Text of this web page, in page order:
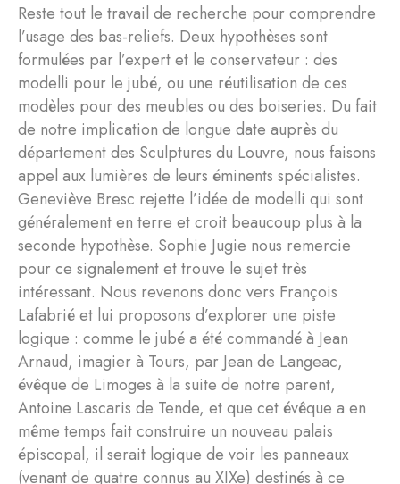
Reste tout le travail de recherche pour comprendre
l’usage des bas-reliefs. Deux hypothèses sont
formulées par l’expert et le conservateur : des
modelli pour le jubé, ou une réutilisation de ces
modèles pour des meubles ou des boiseries. Du fait
de notre implication de longue date auprès du
département des Sculptures du Louvre, nous faisons
appel aux lumières de leurs éminents spécialistes.
Geneviève Bresc rejette l’idée de modelli qui sont
généralement en terre et croit beaucoup plus à la
seconde hypothèse. Sophie Jugie nous remercie
pour ce signalement et trouve le sujet très
intéressant. Nous revenons donc vers François
Lafabrié et lui proposons d’explorer une piste
logique : comme le jubé a été commandé à Jean
Arnaud, imagier à Tours, par Jean de Langeac,
évêque de Limoges à la suite de notre parent,
Antoine Lascaris de Tende, et que cet évêque a en
même temps fait construire un nouveau palais
épiscopal, il serait logique de voir les panneaux
(venant de quatre connus au XIXe) destinés à ce